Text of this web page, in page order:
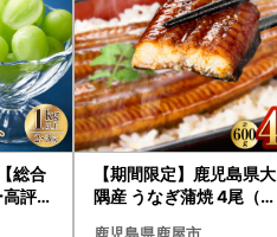
総合
評価
【期間限定】鹿児島県大
隅産 うなぎ蒲焼 4尾（60